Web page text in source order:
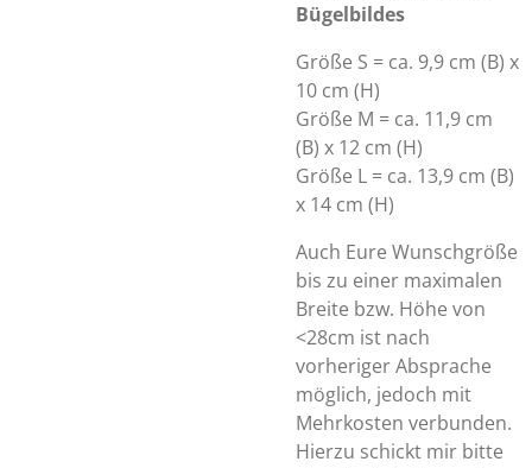
Bügelbildes
Größe S = ca. 9,9 cm (B) x
10 cm (H)
Größe M = ca. 11,9 cm
(B) x 12 cm (H)
Größe L = ca. 13,9 cm (B)
x 14 cm (H)
Auch Eure Wunschgröße
bis zu einer maximalen
Breite bzw. Höhe von
<28cm ist nach
vorheriger Absprache
möglich, jedoch mit
Mehrkosten verbunden.
Hierzu schickt mir bitte